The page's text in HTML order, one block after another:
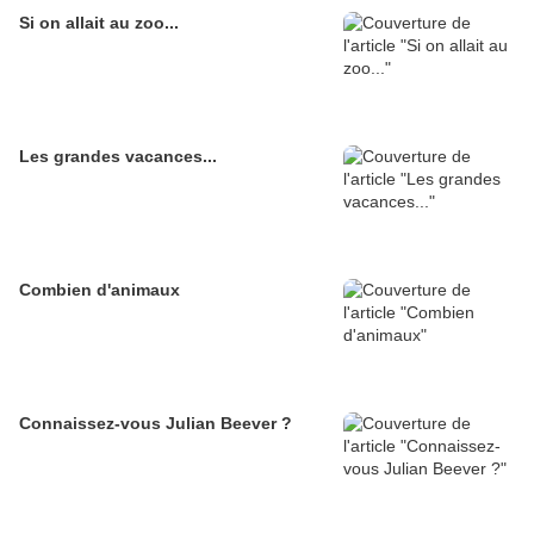
Si on allait au zoo...
Les grandes vacances...
Combien d'animaux
Connaissez-vous Julian Beever ?